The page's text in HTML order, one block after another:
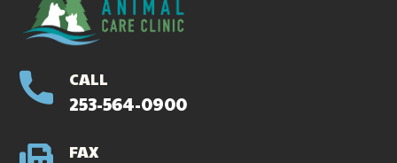
CALL
253-564-0900
FAX